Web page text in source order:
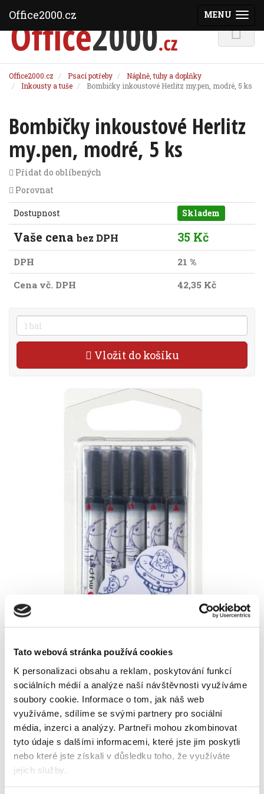
Tato webová stránka používá cookies
K personalizaci obsahu a reklam, poskytování funkcí
sociálních médií a analýze naší návštěvnosti využíváme
soubory cookie. Informace o tom, jak náš web
využíváme, sdílíme se svými partnery pro sociální
média, inzerci a analýzy. Partneři mohou zkombinovat
tyto údaje s dalšími informacemi, které jste jim poskytli
nebo které jste získali v důsledku toho, že využíváte
jejich služby.
Office2000.cz Psací potřeby
Náplně, tuhy a doplňky
Inkousty a tuše
Bombičky inkoustové Herlitz my.pen, modré, 5 ks
Bombičky inkoustové Herlitz
my.pen, modré, 5 ks
Přidat do oblíbených
Porovnat
Dostupnost Skladem
Vaše cena bez DPH 35 Kč
DPH
21 %
Cena vč. DPH
42,35 Kč
Vložit do košíku
Skladem
MENU
Office2000.cz